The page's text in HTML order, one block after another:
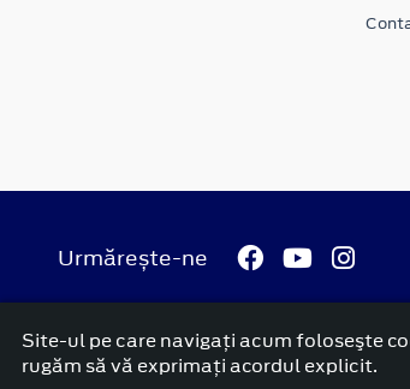
Urmărește-ne
© 2026 Ford Carbenta Com Termeni si
Site-ul pe care navigați acum foloseşte
rugăm să vă exprimați acordul explicit.